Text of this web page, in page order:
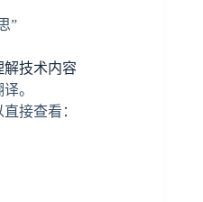
”
解技术内容
。
接查看：